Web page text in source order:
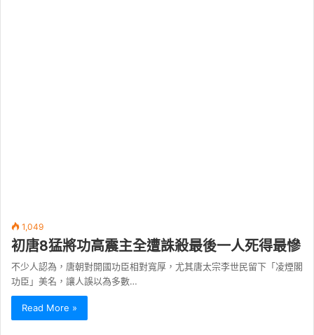
1,049
初唐8猛將功高震主全遭誅殺最後一人死得最慘
不少人認為，唐朝對開國功臣相對寬厚，尤其唐太宗李世民留下「凌煙閣
功臣」美名，讓人誤以為多數…
Read More »